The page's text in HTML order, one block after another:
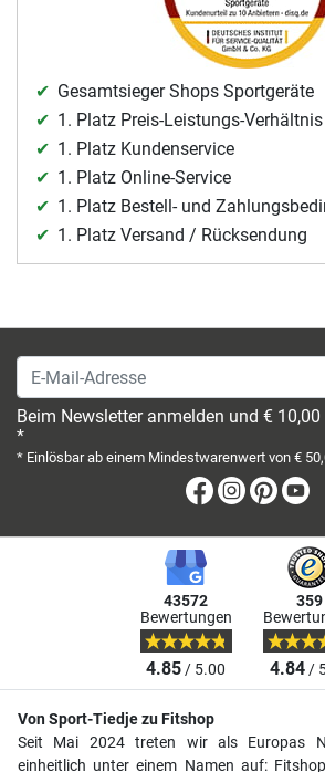
Gesamtsieger Shops Sportgeräte
1. Platz Preis-Leistungs-Verhältnis
1. Platz Kundenservice
1. Platz Online-Service
1. Platz Bestell- und
1. Platz Versand / Rücksendung
E-Mail-Adresse
Beim Newsletter anmelden und €
*
* Einlösbar ab einem Mindestwarenwert von €
Facebook
Instagram
43572
Bewertungen
4.85/ 5.00
359
4.84/
Von Sport-Tiedje zu Fitshop
Seit Mai 2024 treten wir als Europas
einheitlich unter einem Namen auf: